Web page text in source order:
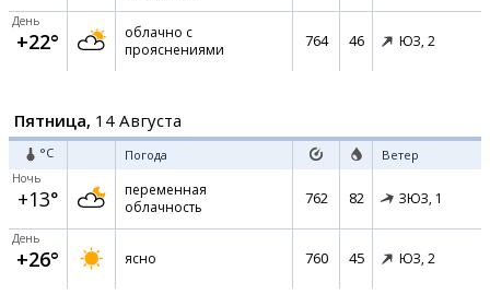
День
+22°
облачно с
прояснениями
764 46 ЮЗ, 2
Пятница, 14 Августа
°C Погода Ветер
Ночь
+13°
переменная
облачность
762 82 ЗЮЗ, 1
День
+26° ясно 760 45 ЮЗ, 2